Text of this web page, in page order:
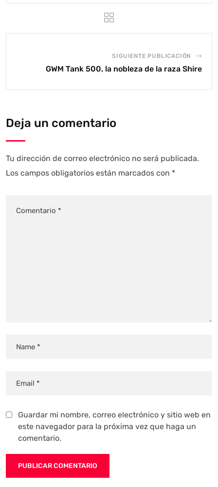
SIGUIENTE PUBLICACIÓN
GWM Tank 500, la nobleza de la raza Shire
Deja un comentario
Tu dirección de correo electrónico no será publicada.
Los campos obligatorios están marcados con *
Guardar mi nombre, correo electrónico y sitio web en
este navegador para la próxima vez que haga un
comentario.